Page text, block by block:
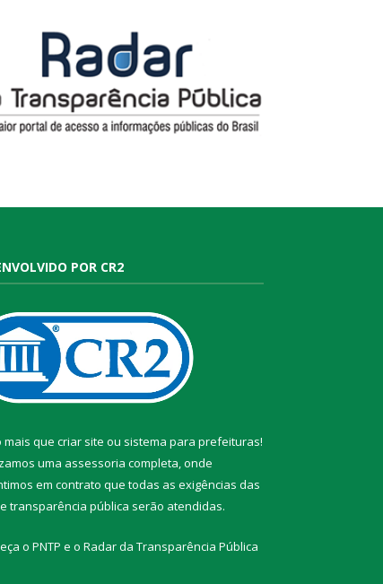
POR CR2
mais que criar site ou sistema para prefeituras!
uma assessoria completa, onde
em contrato que todas as exigências das
transparência pública serão atendidas.
o PNTP e o Radar da Transparência Pública